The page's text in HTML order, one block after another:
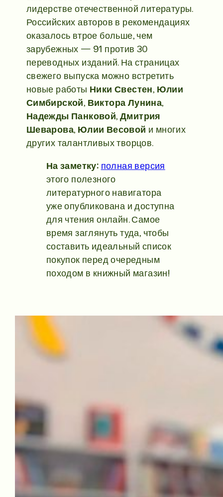
лидерстве отечественной литературы.
Российских авторов в рекомендациях
оказалось втрое больше, чем
зарубежных — 91 против 30
переводных изданий. На страницах
свежего выпуска можно встретить
новые работы Ники Свестен, Юлии
Симбирской, Виктора Лунина,
Надежды Панковой, Дмитрия
Шеварова, Юлии Весовой и многих
других талантливых творцов.
На заметку: полная версия
этого полезного
литературного навигатора
уже опубликована и доступна
для чтения онлайн. Самое
время заглянуть туда, чтобы
составить идеальный список
покупок перед очередным
походом в книжный магазин!